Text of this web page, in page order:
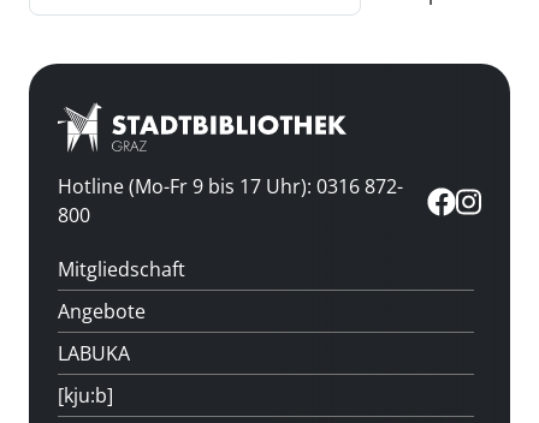
Hotline (Mo-Fr 9 bis 17 Uhr): 0316 872-
800
Mitgliedschaft
Angebote
LABUKA
[kju:b]